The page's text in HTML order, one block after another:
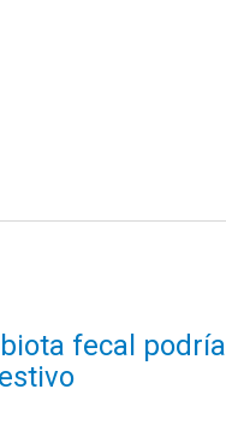
fecal podría